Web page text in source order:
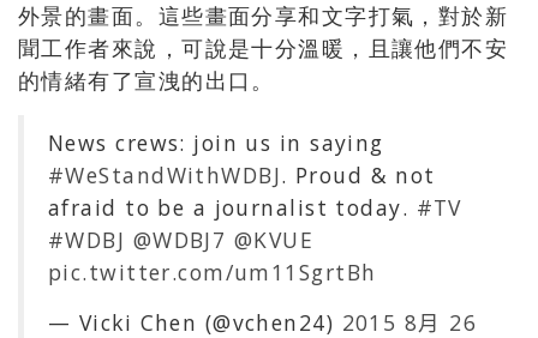
外景的畫面。這些畫面分享和文字打氣，對於新
聞工作者來說，可說是十分溫暖，且讓他們不安
的情緒有了宣洩的出口。
News crews: join us in saying
#WeStandWithWDBJ. Proud & not
afraid to be a journalist today. #TV
#WDBJ @WDBJ7 @KVUE
pic.twitter.com/um11SgrtBh
— Vicki Chen (@vchen24) 2015 8月 26